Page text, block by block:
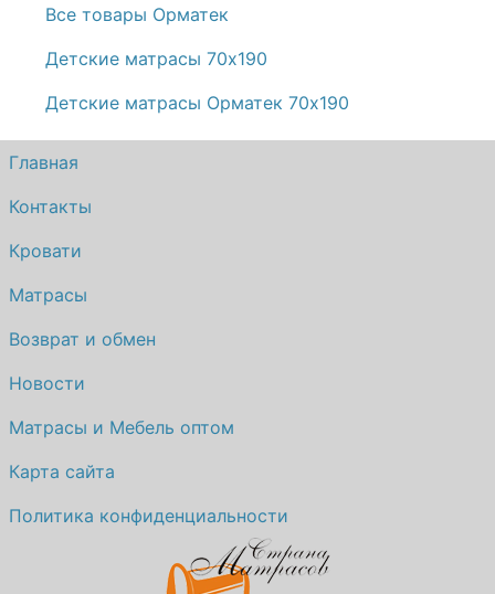
Все товары Орматек
Детские матрасы 70х190
Детские матрасы Орматек 70х190
Главная
Контакты
Кровати
Матрасы
Возврат и обмен
Новости
Матрасы и Мебель оптом
Карта сайта
Политика конфиденциальности